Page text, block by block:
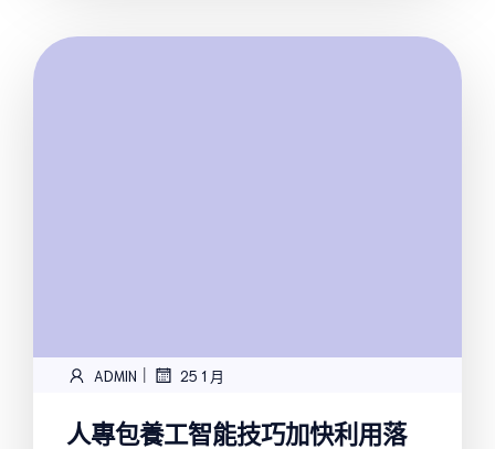
ADMIN | 25 1 月
人專包養工智能技巧加快利用落